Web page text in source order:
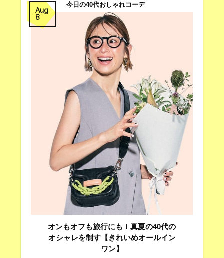
Aug
8
今日の40代おしゃれコーデ
オンもオフも旅行にも！真夏の40代の
オシャレを制す【きれいめオールイン
ワン】